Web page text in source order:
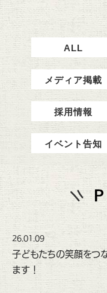
ALL
メディア掲載
採用情報
イベント告知
26.01.09
子どもたちの笑顔をつ
ます！